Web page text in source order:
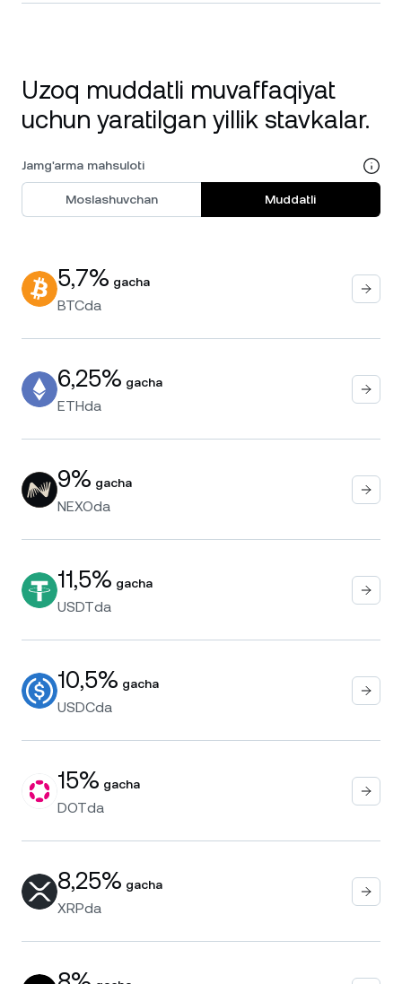
Uzoq muddatli muvaffaqiyat
uchun yaratilgan yillik stavkalar.
Jamg'arma mahsuloti
Moslashuvchan Muddatli
5,7% gacha
BTCda
6,25% gacha
ETHda
9% gacha
NEXOda
11,5% gacha
USDTda
10,5% gacha
USDCda
15% gacha
DOTda
8,25% gacha
XRPda